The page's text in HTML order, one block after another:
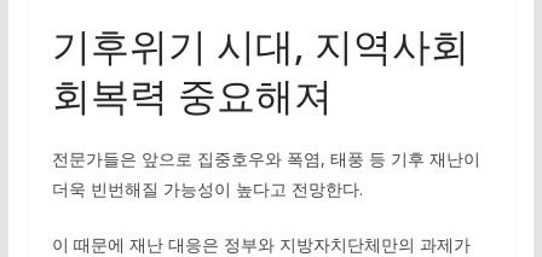
기후위기 시대, 지역사회
회복력 중요해져
전문가들은 앞으로 집중호우와 폭염, 태풍 등 기후 재난이
더욱 빈번해질 가능성이 높다고 전망한다.
이 때문에 재난 대응은 정부와 지방자치단체만의 과제가